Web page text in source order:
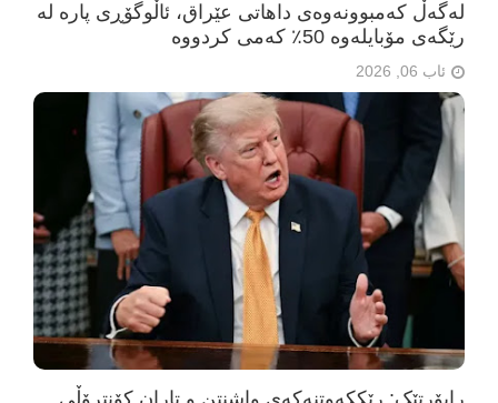
لەگەڵ کەمبوونەوەی داهاتی عێراق، ئاڵوگۆڕی پارە لە
رێگەی مۆبایلەوە 50٪ کەمی کردووە
ئاب 06, 2026